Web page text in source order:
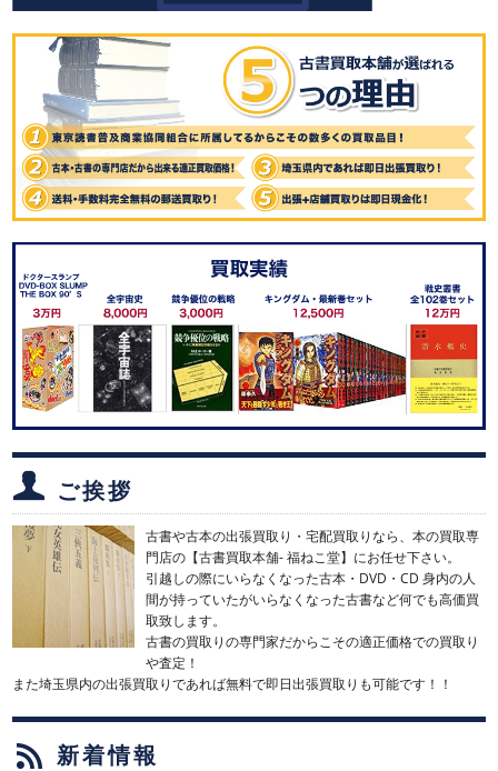
ご挨拶
古書や古本の出張買取り・宅配買取りなら、本の買取専
門店の【古書買取本舗- 福ねこ堂】にお任せ下さい。
引越しの際にいらなくなった古本・DVD・CD 身内の人
間が持っていたがいらなくなった古書など何でも高価買
取致します。
古書の買取りの専門家だからこその適正価格での買取り
や査定！
また埼玉県内の出張買取りであれば無料で即日出張買取りも可能です！！
新着情報